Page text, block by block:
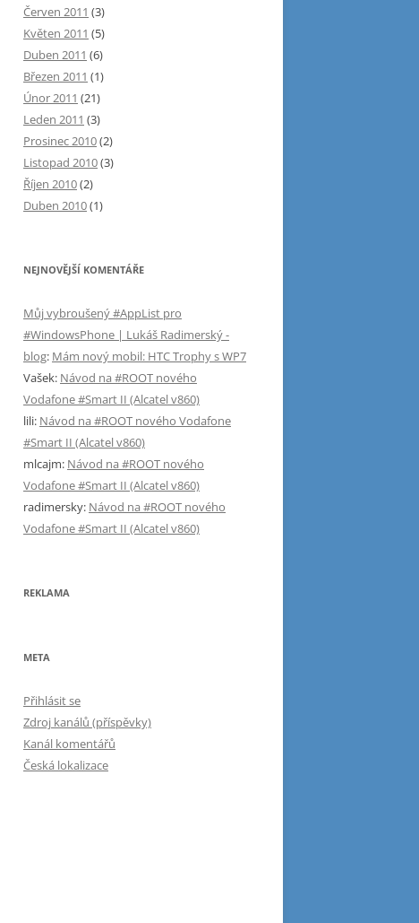
Červen 2011 (3)
Květen 2011 (5)
Duben 2011 (6)
Březen 2011 (1)
Únor 2011 (21)
Leden 2011 (3)
Prosinec 2010(2)
Listopad 2010(3)
Říjen 2010(2)
Duben 2010(1)
NEJNOVĚJŠÍ KOMENTÁŘE
Můj vybroušený #AppList pro
#WindowsPhone | Lukáš Radimerský -
blog: Mám nový mobil: HTC Trophy s WP7
Vašek: Návod na #ROOT nového
Vodafone #Smart II (Alcatel v860)
lili: Návod na #ROOT nového Vodafone
#Smart II (Alcatel v860)
mlcajm: Návod na #ROOT nového
Vodafone #Smart II (Alcatel v860)
radimersky: Návod na #ROOT nového
Vodafone #Smart II (Alcatel v860)
REKLAMA
META
Přihlásit se
Zdroj kanálů (příspěvky)
Kanál komentářů
Česká lokalizace